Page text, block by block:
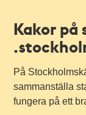
Kakor på
På
sammanställa
fungera på ett